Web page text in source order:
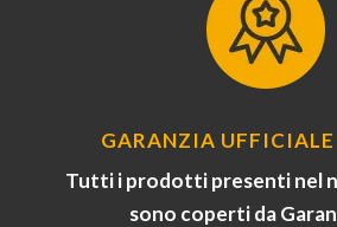
GARANZIA
Tutti i prodotti presenti nel
sono coperti da